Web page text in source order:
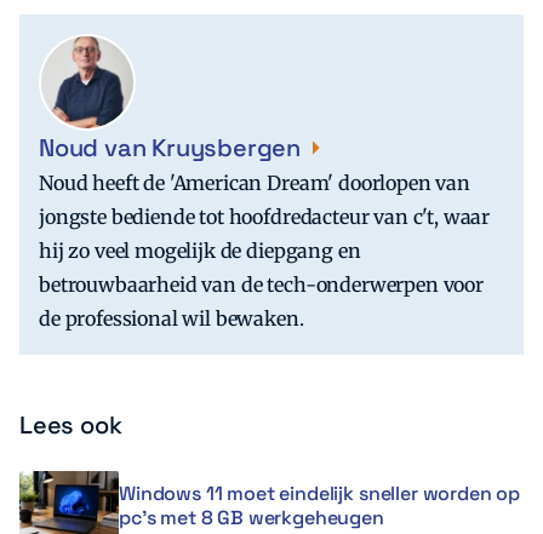
Noud van Kruysbergen
Noud heeft de 'American Dream' doorlopen van
jongste bediende tot hoofdredacteur van c't, waar
hij zo veel mogelijk de diepgang en
betrouwbaarheid van de tech-onderwerpen voor
de professional wil bewaken.
Lees ook
Windows 11 moet eindelijk sneller worden op
pc’s met 8 GB werkgeheugen